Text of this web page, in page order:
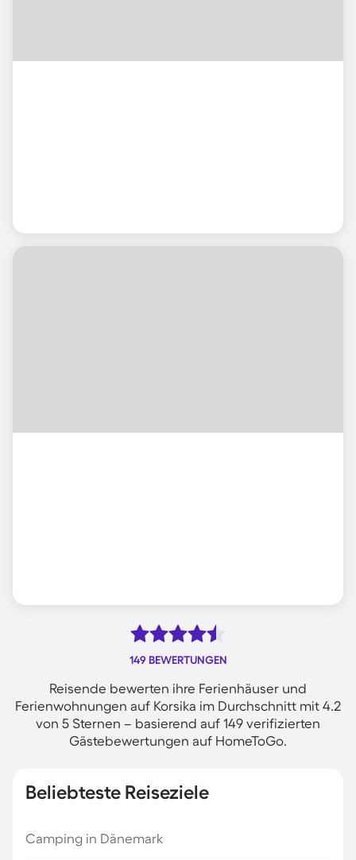
149 BEWERTUNGEN
Reisende bewerten ihre Ferienhäuser und
Ferienwohnungen auf Korsika im Durchschnitt mit 4.2
von 5 Sternen – basierend auf 149 verifizierten
Gästebewertungen auf HomeToGo.
Beliebteste Reiseziele
Camping in Dänemark